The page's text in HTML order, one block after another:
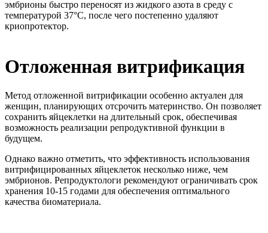
эмбрионы быстро переносят из жидкого азота в среду с
температурой 37°C, после чего постепенно удаляют
криопротектор.
Отложенная витрификация
Метод отложенной витрификации особенно актуален для
женщин, планирующих отсрочить материнство. Он позволяет
сохранить яйцеклетки на длительный срок, обеспечивая
возможность реализации репродуктивной функции в
будущем.
Однако важно отметить, что эффективность использования
витрифицированных яйцеклеток несколько ниже, чем
эмбрионов. Репродуктологи рекомендуют ограничивать срок
хранения 10-15 годами для обеспечения оптимального
качества биоматериала.